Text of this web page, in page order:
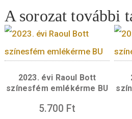
Díszdoboz 30 mm
érméhez – kék
2.200Ft
VÁSÁRLÁS